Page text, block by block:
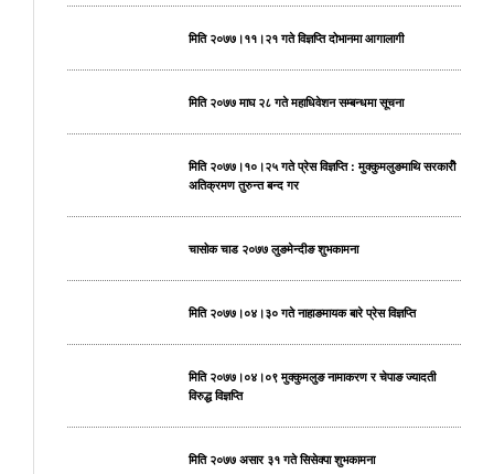
मिति २०७७।११।२१ गते विज्ञप्ति दोभानमा आगालागी
मिति २०७७ माघ २८ गते महाधिवेशन सम्बन्धमा सूचना
मिति २०७७।१०।२५ गते प्रेस विज्ञप्ति : मुक्कुमलुङमाथि सरकारीे
अतिक्रमण तुरुन्त बन्द गर
चासोक चाड २०७७ लुङमेन्दीङ शुभकामना
मिति २०७७।०४।३० गते नाहाङमायक बारे प्रेस विज्ञप्ति
मिति २०७७।०४।०९ मुक्कुमलुङ नामाकरण र चेपाङ ज्यादती
विरुद्ध विज्ञप्ति
मिति २०७७ असार ३१ गते सिसेक्पा शुभकामना